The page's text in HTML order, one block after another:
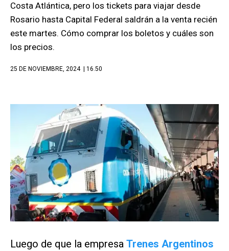
Costa Atlántica, pero los tickets para viajar desde
Rosario hasta Capital Federal saldrán a la venta recién
este martes. Cómo comprar los boletos y cuáles son
los precios.
25 DE NOVIEMBRE, 2024 | 16.50
Luego de que la empresa Trenes Argentinos